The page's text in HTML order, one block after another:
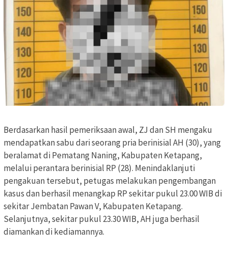
Berdasarkan hasil pemeriksaan awal, ZJ dan SH mengaku
mendapatkan sabu dari seorang pria berinisial AH (30), yang
beralamat di Pematang Naning, Kabupaten Ketapang,
melalui perantara berinisial RP (28). Menindaklanjuti
pengakuan tersebut, petugas melakukan pengembangan
kasus dan berhasil menangkap RP sekitar pukul 23.00 WIB di
sekitar Jembatan Pawan V, Kabupaten Ketapang.
Selanjutnya, sekitar pukul 23.30 WIB, AH juga berhasil
diamankan di kediamannya.